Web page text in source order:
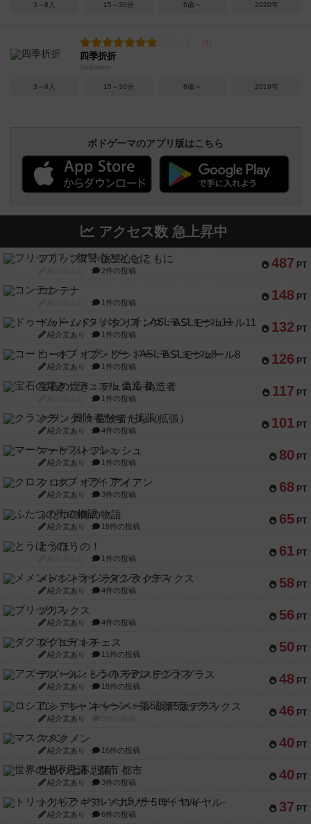
3～8人 15～30分 6歳～ 2020年
四季折折
Shikioriori
3～6人 15～30分 8歳～ 2019年
ボドゲーマのアプリ版はこちら
アクセス数 急上昇中
487 PT
フリップ７：復讐心とともに
2件の投稿
148 PT
コンテナ
1件の投稿
132 PT
ドゥームド・バタリオンズ：ASLモジュール11
紹介文あり 1件の投稿
126 PT
コード・オブ・ブシドー：ASLモジュール8
紹介文あり 1件の投稿
117 PT
宝石の煌き：デュエル 偽造者
1件の投稿
101 PT
クランク! ：冒険者たち（拡張）
紹介文あり 4件の投稿
80 PT
マーケットフレッシュ
紹介文あり 1件の投稿
68 PT
クロス・オブ・アイアン
紹介文あり 3件の投稿
65 PT
ふたつの街の物語
紹介文あり 18件の投稿
61 PT
とうほうの！
1件の投稿
58 PT
メメントオンラインタクティクス
紹介文あり 4件の投稿
56 PT
ブリックス
紹介文あり 4件の投稿
50 PT
ダグエイトチェス
紹介文あり 11件の投稿
48 PT
アズール：シントラのステンドグラス
紹介文あり 18件の投稿
46 PT
ロシアン・キャンペーン：第5版デラックス
紹介文あり
40 PT
マスクメン
紹介文あり 16件の投稿
40 PT
世界の七不思議：都市
紹介文あり 3件の投稿
37 PT
トリックギア - ペルソナ5 ザ・ロイヤル-
紹介文あり 6件の投稿